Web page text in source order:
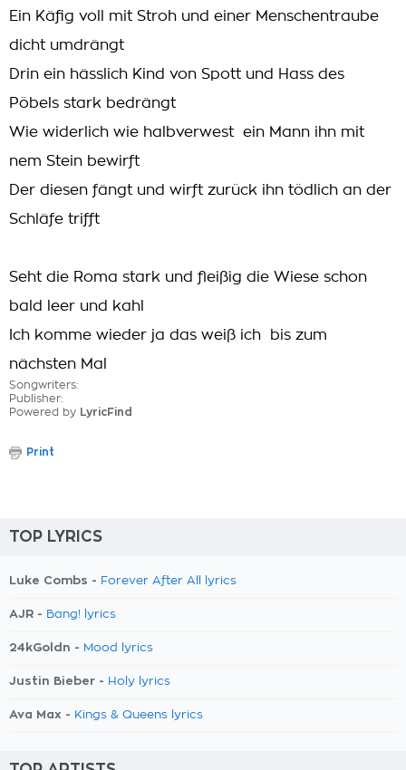
Ein Käfig voll mit Stroh und einer Menschentraube
dicht umdrängt
Drin ein hässlich Kind von Spott und Hass des
Pöbels stark bedrängt
Wie widerlich wie halbverwest  ein Mann ihn mit
nem Stein bewirft
Der diesen fängt und wirft zurück ihn tödlich an der
Schläfe trifft
Seht die Roma stark und fleißig die Wiese schon
bald leer und kahl
Ich komme wieder ja das weiß ich  bis zum
nächsten Mal
Songwriters:
Publisher:
Powered by LyricFind
Print
TOP LYRICS
Luke Combs - Forever After All lyrics
AJR - Bang! lyrics
24kGoldn - Mood lyrics
Justin Bieber - Holy lyrics
Ava Max - Kings & Queens lyrics